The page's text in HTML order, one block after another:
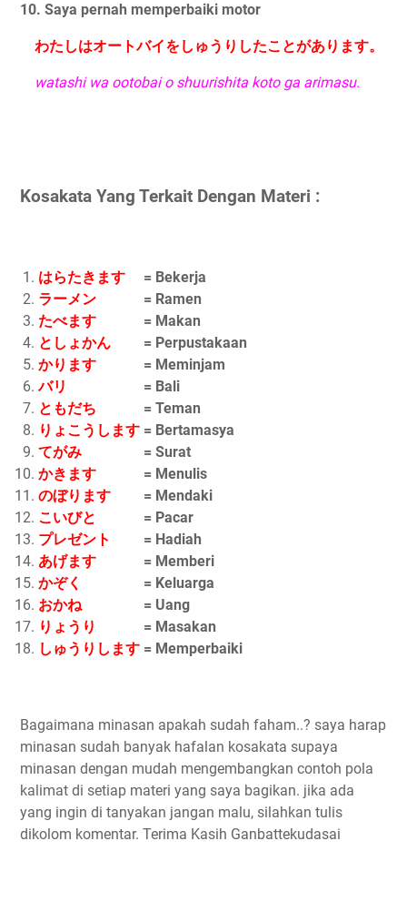
10. Saya pernah memperbaiki motor
わたしはオートバイをしゅうりしたことがあります。
watashi wa ootobai o shuurishita koto ga arimasu.
Kosakata Yang Terkait Dengan Materi :
はらたきます = Bekerja
ラーメン
= Ramen
たべます
= Makan
としょかん = Perpustakaan
かります = Meminjam
バリ
= Bali
ともだち
= Teman
りょこうします = Bertamasya
てがみ = Surat
かきます = Menulis
のぼります = Mendaki
こいびと
= Pacar
プレゼント
= Hadiah
あげます = Memberi
かぞく
= Keluarga
おかね = Uang
りょうり
= Masakan
しゅうりします = Memperbaiki
Bagaimana minasan apakah sudah faham..? saya harap
minasan sudah banyak hafalan kosakata supaya
minasan dengan mudah mengembangkan contoh pola
kalimat di setiap materi yang saya bagikan. jika ada
yang ingin di tanyakan jangan malu, silahkan tulis
dikolom komentar. Terima Kasih Ganbattekudasai